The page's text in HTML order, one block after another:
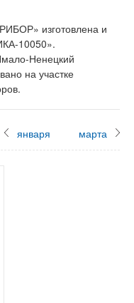
изготовлена и
10050».
Ненецкий
на участке
января марта